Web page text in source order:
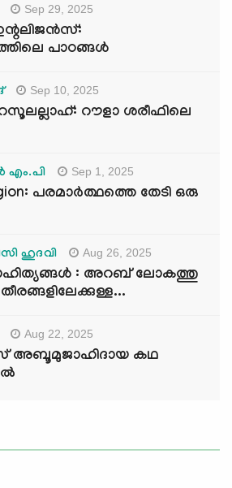
Sep 29, 2025
പാഠങ്ങൾ
Sep 10, 2025
റസൂലല്ലാഹ്: റൗളാ ശരീഫിലെ
Sep 1, 2025
പരമാർത്ഥത്തെ തേടി ഒരു
ഹുദവി Aug 26, 2025
: അറബ് ലോകത്തു
Aug 22, 2025
അബൂമുജാഹിദായ കഥ